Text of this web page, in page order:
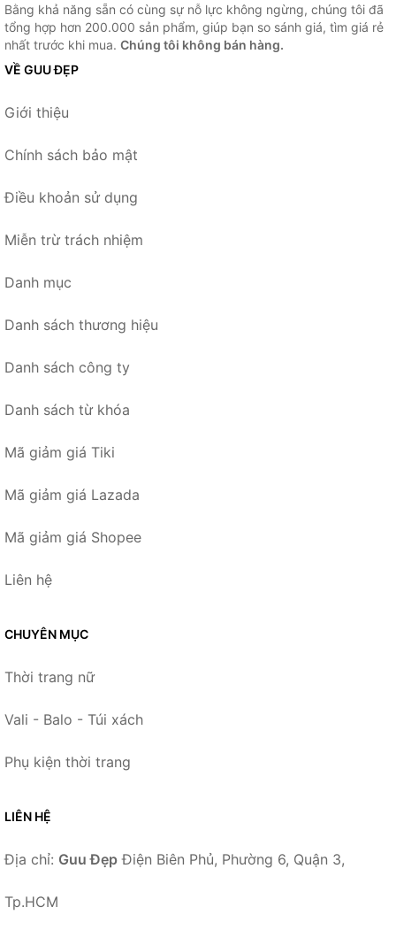
Bằng khả năng sẵn có cùng sự nỗ lực không ngừng, chúng tôi đã
tổng hợp hơn 200.000 sản phẩm, giúp bạn so sánh giá, tìm giá rẻ
nhất trước khi mua. Chúng tôi không bán hàng.
VỀ GUU ĐẸP
Giới thiệu
Chính sách bảo mật
Điều khoản sử dụng
Miễn trừ trách nhiệm
Danh mục
Danh sách thương hiệu
Danh sách công ty
Danh sách từ khóa
Mã giảm giá Tiki
Mã giảm giá Lazada
Mã giảm giá Shopee
Liên hệ
CHUYÊN MỤC
Thời trang nữ
Vali - Balo - Túi xách
Phụ kiện thời trang
LIÊN HỆ
Địa chỉ: Guu Đẹp Điện Biên Phủ, Phường 6, Quận 3,
Tp.HCM